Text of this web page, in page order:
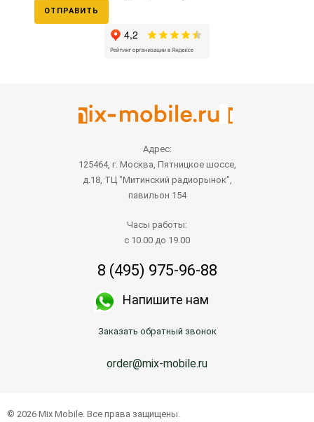
ОТПРАВИТЬ
Адрес:
125464, г. Москва, Пятницкое шоссе,
д.18, ТЦ "Митинский радиорынок",
павильон 154
Часы работы:
с 10.00 до 19.00
8 (495) 975-96-88
Напишите нам
Заказать обратный звонок
order@mix-mobile.ru
© 2026 Mix Mobile. Все права защищены.